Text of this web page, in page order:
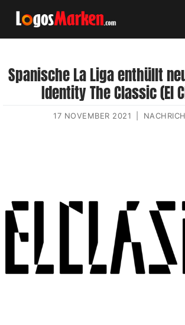
Spanische La Liga enthüllt
Identity The Classic (El
17 NOVEMBER 2021